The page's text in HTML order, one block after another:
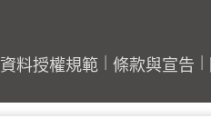
資料授權規範 條款與宣告